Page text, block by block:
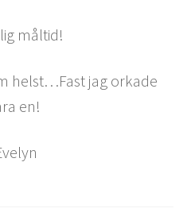
måltid!
helst…Fast jag orkade
en!